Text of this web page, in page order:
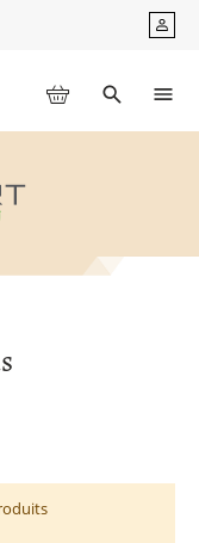
MON
MON PANIER
Toggle
search